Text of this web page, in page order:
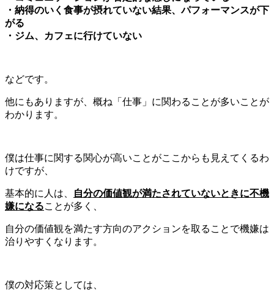
・納得のいく食事が摂れていない結果、パフォーマンスが下
がる
・ジム、カフェに行けていない
などです。
他にもありますが、概ね「仕事」に関わることが多いことが
わかります。
僕は仕事に関する関心が高いことがここからも見えてくるわ
けですが、
基本的に人は、
自分の価値観が満たされていないときに不機
嫌になることが多く、
自分の価値観を満たす方向のアクションを取ることで機嫌は
治りやすくなります。
僕の対応策としては、